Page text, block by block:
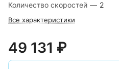
Количество скоростей — 2
Все характеристики
49 131 ₽